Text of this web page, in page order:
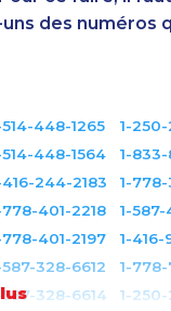
des numéros
514-448-1265 1-
514-448-1564 1-
416-244-2183 1-
778-401-2218 1-
778-401-2197 1-416-
587-328-6612 1-
587-328-6614 1-